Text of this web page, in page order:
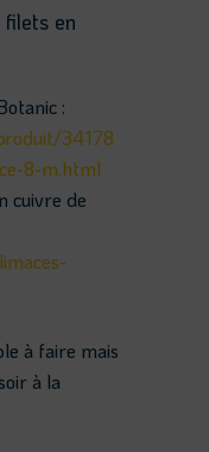
filets en
:
34178
8-m.html
cuivre de
à faire mais
à la